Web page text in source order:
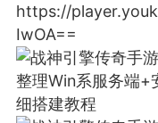
的每个模块，几乎
https://
IwOA==